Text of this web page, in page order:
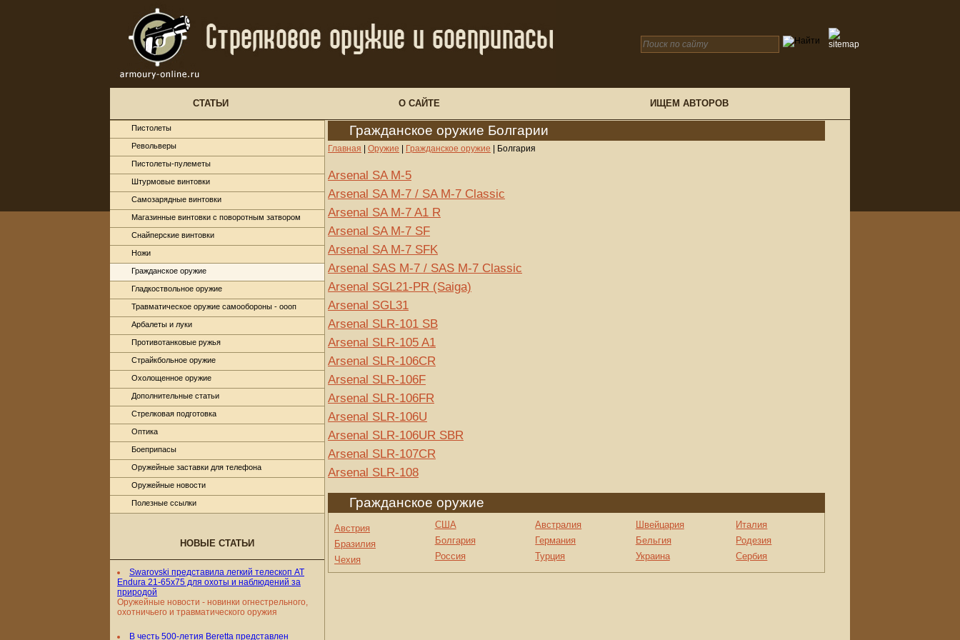
СТАТЬИ О САЙТЕ ИЩЕМ АВТОРОВ
Гражданское оружие Болгарии
Главная Оружие Гражданское оружие Болгария
Arsenal SA M-5
Arsenal SA M-7 / SA M-7 Classic
Arsenal SA M-7 A1 R
Arsenal SA M-7 SF
Arsenal SA M-7 SFK
Arsenal SAS M-7 / SAS M-7 Classic
Arsenal SGL21-PR (Saiga)
Arsenal SGL31
Arsenal SLR-101 SB
Arsenal SLR-105 A1
Arsenal SLR-106CR
Arsenal SLR-106F
Arsenal SLR-106FR
Arsenal SLR-106U
Arsenal SLR-106UR SBR
Arsenal SLR-107CR
Arsenal SLR-108
Гражданское оружие
Австрия
Бразилия
Чехия
США
Болгария
Россия
Австралия
Германия
Турция
Швейцария
Бельгия
Украина
Италия
Родезия
Сербия
Пистолеты
Револьверы
Пистолеты-пулеметы
Штурмовые винтовки
Самозарядные винтовки
Магазинные винтовки с поворотным затвором
Снайперские винтовки
Ножи
Гражданское оружие
Гладкоствольное оружие
Травматическое оружие самообороны - оооп
Арбалеты и луки
Противотанковые ружья
Страйкбольное оружие
Охолощенное оружие
Дополнительные статьи
Стрелковая подготовка
Оптика
Боеприпасы
Оружейные заставки для телефона
Оружейные новости
Полезные ссылки
НОВЫЕ СТАТЬИ
Swarovski представила легкий телескоп AT
Endura 21-65x75 для охоты и наблюдений за
природой
Оружейные новости - новинки огнестрельного,
охотничьего и травматического оружия
В честь 500-летия Beretta представлен